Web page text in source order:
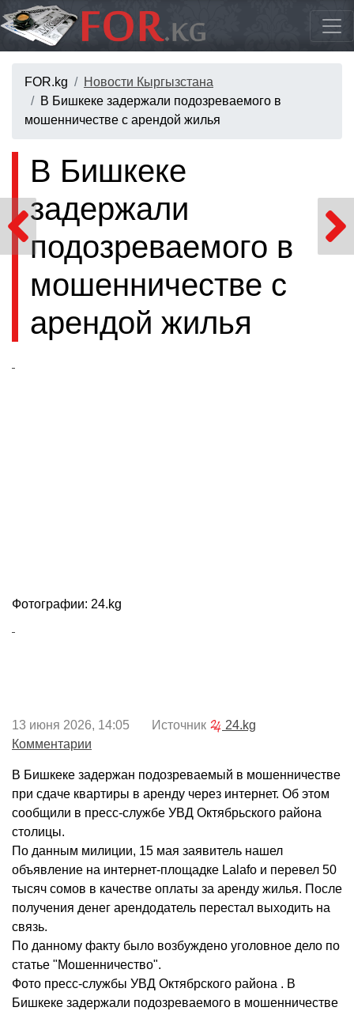
FOR.kg
Новости Кыргызстана
В Бишкеке задержали подозреваемого в
мошенничестве с арендой жилья
В Бишкеке
задержали
подозреваемого в
мошенничестве с
арендой жилья
Фотографии: 24.kg
13 июня 2026, 14:05 Источник
24.kg
Комментарии
В Бишкеке задержан подозреваемый в мошенничестве
при сдаче квартиры в аренду через интернет. Об этом
сообщили в пресс-службе УВД Октябрьского района
столицы.
По данным милиции, 15 мая заявитель нашел
объявление на интернет-площадке Lalafo и перевел 50
тысяч сомов в качестве оплаты за аренду жилья. После
получения денег арендодатель перестал выходить на
связь.
По данному факту было возбуждено уголовное дело по
статье "Мошенничество".
Фото пресс-службы УВД Октябрского района . В
Бишкеке задержали подозреваемого в мошенничестве